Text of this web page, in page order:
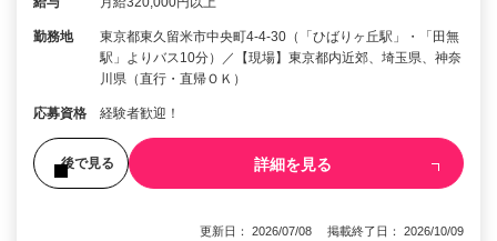
勤務地
東京都東久留米市中央町4-4-30（「ひばりヶ丘駅」・「田無
駅」よりバス10分）／【現場】東京都内近郊、埼玉県、神奈
川県（直行・直帰ＯＫ）
応募資格 経験者歓迎！
後で見る 詳細を見る
更新日： 2026/07/08 掲載終了日： 2026/10/09